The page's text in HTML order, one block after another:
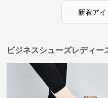
新着ア
ビジネスシューズレディー